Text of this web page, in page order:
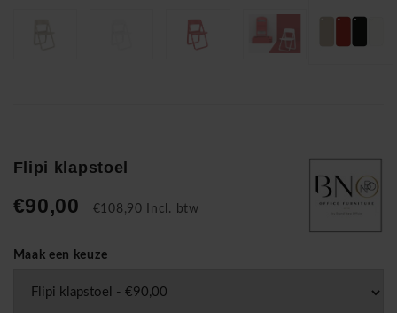
Flipi klapstoel
€90,00 €108,90 Incl. btw
Maak een keuze